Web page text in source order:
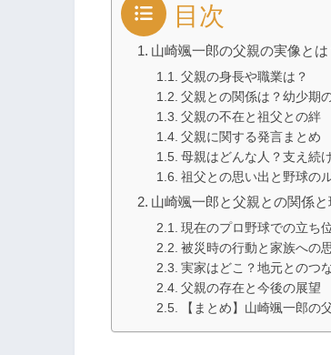
目次
山崎颯一郎の父親の実像と
父親の身長や職業は？
父親との関係は？幼少期
父親の不在と祖父との絆
父親に関する発言まとめ
母親はどんな人？支え続
祖父との思い出と野球の
山崎颯一郎と父親との関係
現在のプロ野球での立ち
被災時の行動と家族への
実家はどこ？地元とのつ
父親の存在と今後の展望
【まとめ】山崎颯一郎の